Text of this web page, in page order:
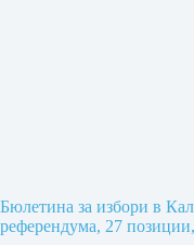
Бюлетина за избори в
референдума, 27